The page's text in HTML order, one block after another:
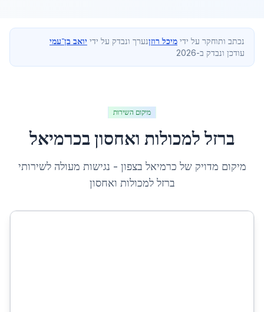
נכתב ותוחקר על ידי מיכל רוזןנערך ונבדק על ידי יואב בן־עמי
עודכן ונבדק ב-2026
מיקום השירות
ברזל למכולות ואחסוןבכרמיאל
מיקום מדויק של כרמיאל בצפון - נגישות מעולה לשירותי
ברזל למכולות ואחסון